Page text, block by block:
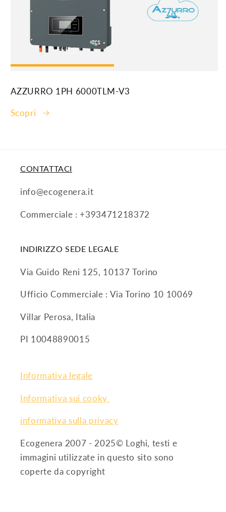
AZZURRO 1PH 6000TLM-V3
Scopri
CONTATTACI
info@ecogenera.it
Commerciale : +393471218372
INDIRIZZO SEDE LEGALE
Via Guido Reni 125, 10137 Torino
Ufficio Commerciale : Via Torino 10 10069
Villar Perosa, Italia
PI 10048890015
Informativa legale
Informativa sui cooky
informativa sulla privacy
Ecogenera 2007 - 2025© Loghi, testi e
immagini utilizzate in questo sito sono
coperte da copyright